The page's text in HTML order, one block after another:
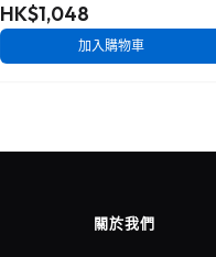
HK$1,048
加入購物車
關於我們